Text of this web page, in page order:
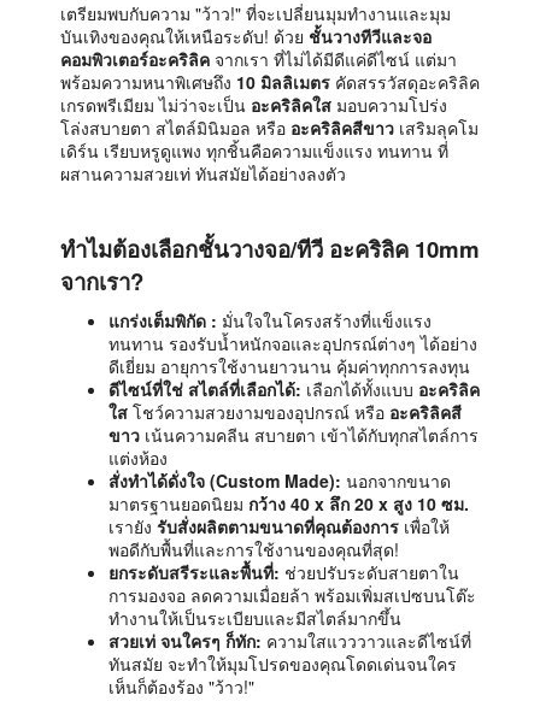
เตรียมพบกับความ "ว้าว!" ที่จะเปลี่ยนมุมทำงานและมุม
บันเทิงของคุณให้เหนือระดับ! ด้วย ชั้นวางทีวีและจอ
คอมพิวเตอร์อะคริลิค จากเรา ที่ไม่ได้มีดีแค่ดีไซน์ แต่มา
พร้อมความหนาพิเศษถึง 10 มิลลิเมตร คัดสรรวัสดุอะคริลิค
เกรดพรีเมียม ไม่ว่าจะเป็น อะคริลิคใส มอบความโปร่ง
โล่งสบายตา สไตล์มินิมอล หรือ อะคริลิคสีขาว เสริมลุคโม
เดิร์น เรียบหรูดูแพง ทุกชิ้นคือความแข็งแรง ทนทาน ที่
ผสานความสวยเท่ ทันสมัยได้อย่างลงตัว
ทำไมต้องเลือกชั้นวางจอ/ทีวี อะคริลิค 10mm
จากเรา?
แกร่งเต็มพิกัด : มั่นใจในโครงสร้างที่แข็งแรง
ทนทาน รองรับน้ำหนักจอและอุปกรณ์ต่างๆ ได้อย่าง
ดีเยี่ยม อายุการใช้งานยาวนาน คุ้มค่าทุกการลงทุน
ดีไซน์ที่ใช่ สไตล์ที่เลือกได้: เลือกได้ทั้งแบบ อะคริลิค
ใส โชว์ความสวยงามของอุปกรณ์ หรือ อะคริลิคสี
ขาว เน้นความคลีน สบายตา เข้าได้กับทุกสไตล์การ
แต่งห้อง
สั่งทำได้ดั่งใจ (Custom Made): นอกจากขนาด
มาตรฐานยอดนิยม กว้าง 40 x ลึก 20 x สูง 10 ซม.
เรายัง รับสั่งผลิตตามขนาดที่คุณต้องการ เพื่อให้
พอดีกับพื้นที่และการใช้งานของคุณที่สุด!
ยกระดับสรีระและพื้นที่: ช่วยปรับระดับสายตาใน
การมองจอ ลดความเมื่อยล้า พร้อมเพิ่มสเปซบนโต๊ะ
ทำงานให้เป็นระเบียบและมีสไตล์มากขึ้น
สวยเท่ จนใครๆ ก็ทัก: ความใสแวววาวและดีไซน์ที่
ทันสมัย จะทำให้มุมโปรดของคุณโดดเด่นจนใคร
เห็นก็ต้องร้อง "ว้าว!"